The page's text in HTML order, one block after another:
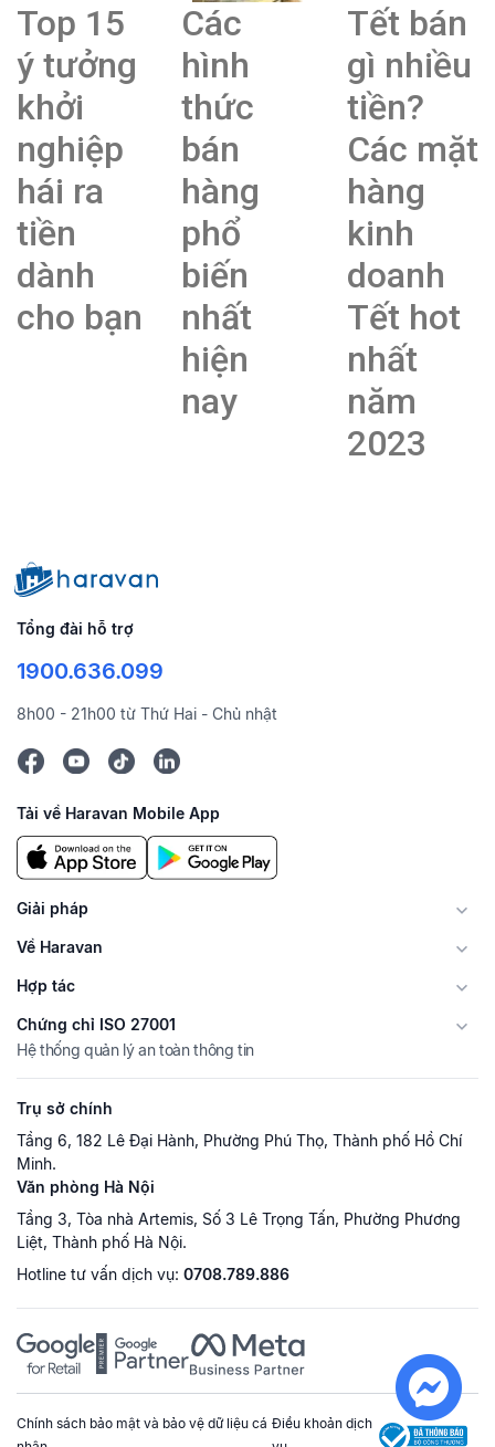
Top 15
ý tưởng
khởi
nghiệp
hái ra
tiền
dành
cho bạn
Các
hình
thức
bán
hàng
phổ
biến
nhất
hiện
nay
Tết bán
gì nhiều
tiền?
Các mặt
hàng
kinh
doanh
Tết hot
nhất
năm
2023
Tổng đài hỗ trợ
1900.636.099
8h00 - 21h00 từ Thứ Hai - Chủ nhật
Tải về Haravan Mobile App
Giải pháp
Về Haravan
Hợp tác
Chứng chỉ ISO 27001
Hệ thống quản lý an toàn thông tin
Trụ sở chính
Tầng 6, 182 Lê Đại Hành, Phường Phú Thọ, Thành phố Hồ Chí
Minh.
Văn phòng Hà Nội
Tầng 3, Tòa nhà Artemis, Số 3 Lê Trọng Tấn, Phường Phương
Liệt, Thành phố Hà Nội.
Hotline tư vấn dịch vụ: 0708.789.886
Chính sách bảo mật và bảo vệ dữ liệu cá Điều khoản dịch